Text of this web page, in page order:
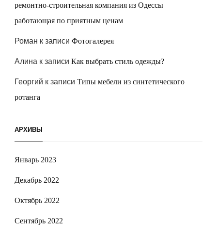
ремонтно-строительная компания из Одессы
работающая по приятным ценам
Роман к записи Фотогалерея
Алина к записи Как выбрать стиль одежды?
Георгий к записи Типы мебели из синтетического
ротанга
АРХИВЫ
Январь 2023
Декабрь 2022
Октябрь 2022
Сентябрь 2022